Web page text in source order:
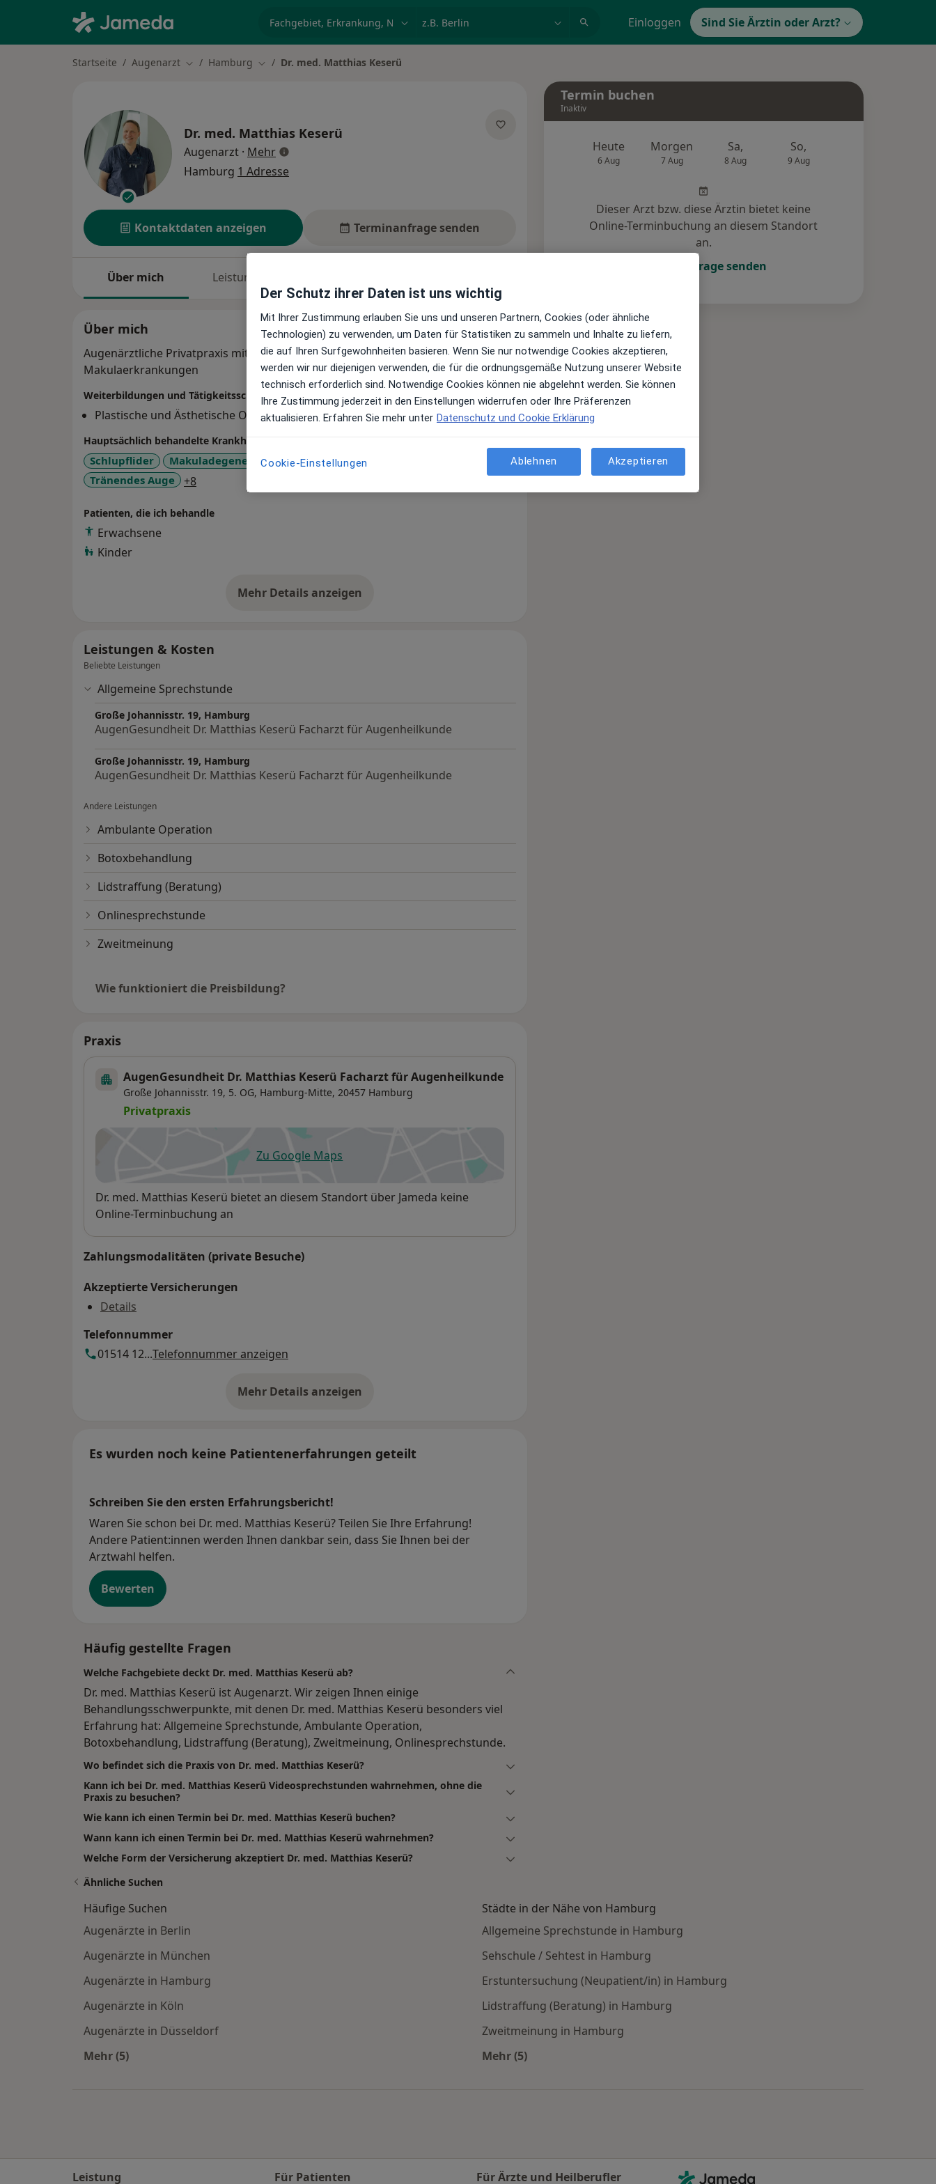
Einloggen Sind Sie Ärztin oder Arzt?
Startseite Augenarzt Stadt ändern
Hamburg Stadt ändern
Dr. med. Matthias Keserü
Dr. med. Matthias Keserü
Augenarzt · Mehrüber Spezialisierungen
Hamburg 1 Adresse
Kontaktdaten anzeigen Terminanfrage senden
Über mich Leistungen
Über mich
Augenärztliche Privatpraxis mit Spezialisierung auf Lidchirurgie und
Makulaerkrankungen
Weiterbildungen und Tätigkeitsschwerpunkte
Plastische und Ästhetische Operationen
Hauptsächlich behandelte Krankheiten
Schlupflider Makuladegeneration Tränensäcke
Tränendes Auge
+8a11y_sr_more_diseases
Patienten, die ich behandle
Erwachsene
Kinder
Mehr Details anzeigen
über Erfahrungen
Leistungen & Kosten
Beliebte Leistungen
Allgemeine Sprechstunde
Große Johannisstr. 19, Hamburg
AugenGesundheit Dr. Matthias Keserü Facharzt für Augenheilkunde
Große Johannisstr. 19, Hamburg
AugenGesundheit Dr. Matthias Keserü Facharzt für Augenheilkunde
Andere Leistungen
Ambulante Operation
Botoxbehandlung
Lidstraffung (Beratung)
Onlinesprechstunde
Zweitmeinung
Wie funktioniert die Preisbildung?
Praxis
AugenGesundheit Dr. Matthias Keserü Facharzt für Augenheilkunde
Große Johannisstr. 19, 5. OG, Hamburg-Mitte, 20457 Hamburg
Privatpraxis
Zu Google Mapsöffnet in einer neuen Registerkarte
Verfügbarkeit
Dr. med. Matthias Keserü bietet an diesem Standort über Jameda keine
Online-Terminbuchung an
Zahlungsmodalitäten (private Besuche)
Akzeptierte Versicherungen
Details
Telefonnummer
01514 12...Telefonnummer anzeigen
Mehr Details anzeigen
über die Adresse
Es wurden noch keine Patientenerfahrungen geteilt
Schreiben Sie den ersten Erfahrungsbericht!
Waren Sie schon bei Dr. med. Matthias Keserü? Teilen Sie Ihre Erfahrung!
Andere Patient:innen werden Ihnen dankbar sein, dass Sie Ihnen bei der
Arztwahl helfen.
Bewerten
Häufig gestellte Fragen
Welche Fachgebiete deckt Dr. med. Matthias Keserü ab?
Dr. med. Matthias Keserü ist Augenarzt. Wir zeigen Ihnen einige
Behandlungsschwerpunkte, mit denen Dr. med. Matthias Keserü besonders viel
Erfahrung hat: Allgemeine Sprechstunde, Ambulante Operation,
Botoxbehandlung, Lidstraffung (Beratung), Zweitmeinung, Onlinesprechstunde.
Wo befindet sich die Praxis von Dr. med. Matthias Keserü?
Kann ich bei Dr. med. Matthias Keserü Videosprechstunden wahrnehmen, ohne die
Praxis zu besuchen?
Wie kann ich einen Termin bei Dr. med. Matthias Keserü buchen?
Wann kann ich einen Termin bei Dr. med. Matthias Keserü wahrnehmen?
Welche Form der Versicherung akzeptiert Dr. med. Matthias Keserü?
Termin buchen
Inaktiv
Heute
6 Aug
Morgen
7 Aug
Sa,
8 Aug
So,
9 Aug
Dieser Arzt bzw. diese Ärztin bietet keine
Online-Terminbuchung an diesem Standort
an.
Terminanfrage senden
Ähnliche Suchen
Häufige Suchen
Augenärzte in Berlin
Augenärzte in München
Augenärzte in Hamburg
Augenärzte in Köln
Augenärzte in Düsseldorf
Mehr (5)
Städte in der Nähe von Hamburg
Allgemeine Sprechstunde in Hamburg
Sehschule / Sehtest in Hamburg
Erstuntersuchung (Neupatient/in) in Hamburg
Lidstraffung (Beratung) in Hamburg
Zweitmeinung in Hamburg
Mehr (5)
Leistung
Für Patienten
Für Ärzte und Heilberufler
Jameda - Startseite
Der Schutz ihrer Daten ist uns wichtig
Mit Ihrer Zustimmung erlauben Sie uns und unseren Partnern, Cookies (oder ähnliche
Technologien) zu verwenden, um Daten für Statistiken zu sammeln und Inhalte zu liefern,
die auf Ihren Surfgewohnheiten basieren. Wenn Sie nur notwendige Cookies akzeptieren,
werden wir nur diejenigen verwenden, die für die ordnungsgemäße Nutzung unserer Website
technisch erforderlich sind. Notwendige Cookies können nie abgelehnt werden. Sie können
Ihre Zustimmung jederzeit in den Einstellungen widerrufen oder Ihre Präferenzen
aktualisieren. Erfahren Sie mehr unter Datenschutz und Cookie Erklärung
Cookie-Einstellungen Ablehnen Akzeptieren